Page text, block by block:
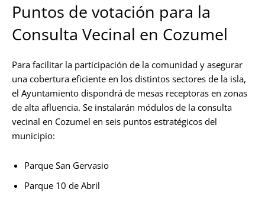
Puntos de votación para la
Consulta Vecinal en Cozumel
Para facilitar la participación de la comunidad y asegurar
una cobertura eficiente en los distintos sectores de la isla,
el Ayuntamiento dispondrá de mesas receptoras en zonas
de alta afluencia. Se instalarán módulos de la consulta
vecinal en Cozumel en seis puntos estratégicos del
municipio:
Parque San Gervasio
Parque 10 de Abril